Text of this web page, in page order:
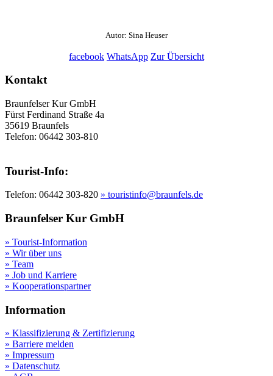
Autor: Sina Heuser
facebook WhatsApp Zur Übersicht
Kontakt
Braunfelser Kur GmbH
Fürst Ferdinand Straße 4a
35619 Braunfels
Telefon: 06442 303-810
Tourist-Info:
Telefon: 06442 303-820 » touristinfo@braunfels.de
Braunfelser Kur GmbH
» Tourist-Information
» Wir über uns
» Team
» Job und Karriere
» Kooperationspartner
Information
» Klassifizierung & Zertifizierung
» Barriere melden
» Impressum
» Datenschutz